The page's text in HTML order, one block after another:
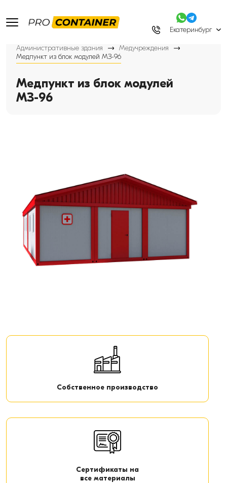
Екатеринбург
Административные здания
Медучреждения
Медпункт из блок модулей МЗ-96
Медпункт из блок модулей
МЗ-96
Собственное производство
Сертификаты на
все материалы